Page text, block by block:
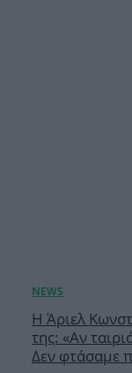
Η Άριελ
της: «Αν
Δεν φτάσαμε